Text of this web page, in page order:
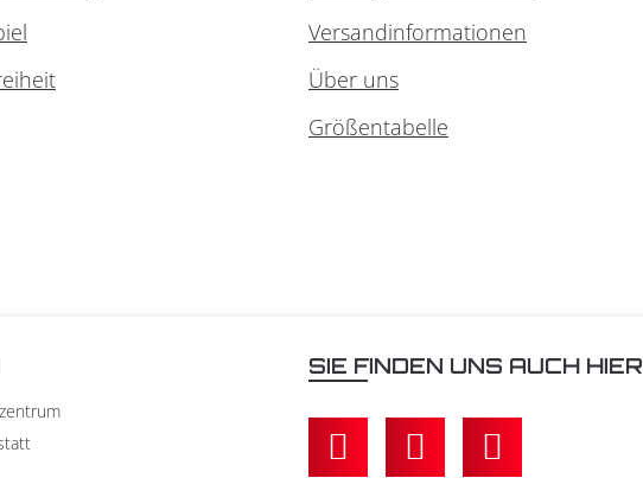
Versandinformationen
Über uns
Größentabelle
SIE FINDEN UNS AUCH HIER